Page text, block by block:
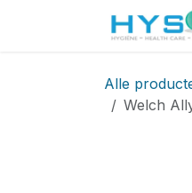
Alle
Welch